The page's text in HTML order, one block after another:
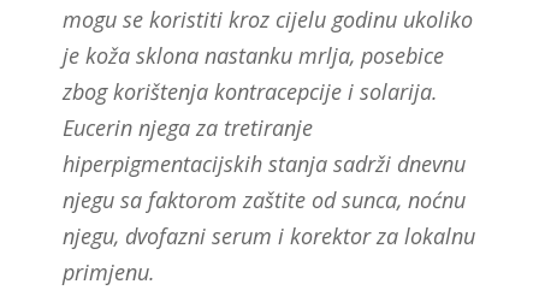
mogu se koristiti kroz cijelu godinu ukoliko
je koža sklona nastanku mrlja, posebice
zbog korištenja kontracepcije i solarija.
Eucerin njega za tretiranje
hiperpigmentacijskih stanja sadrži dnevnu
njegu sa faktorom zaštite od sunca, noćnu
njegu, dvofazni serum i korektor za lokalnu
primjenu.